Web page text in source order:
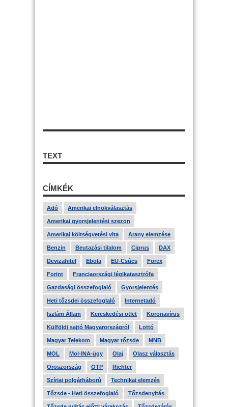
TEXT
CÍMKÉK
Adó Amerikai elnökválasztás
Amerikai gyorsjelentési szezon
Amerikai költségvetési vita Arany elemzése
Benzin Beutazási tilalom Ciprus DAX
Devizahitel Ebola EU-Csúcs Forex
Forint Franciaországi légikatasztrófa
Gazdasági összefoglaló Gyorsjelentés
Heti tőzsdei összefoglaló Internetadó
Iszlám Állam Kereskedési ötlet Koronavírus
Külföldi sajtó Magyarországról Lottó
Magyar Telekom Magyar tőzsde MNB
MOL Mol-INA-ügy Olaj Olasz választás
Oroszország OTP Richter
Szíriai polgárháború Technikai elemzés
Tőzsde - Heti összefoglaló Tőzsdenyitás